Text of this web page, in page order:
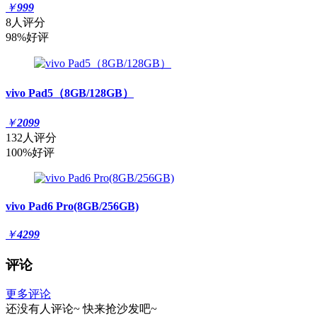
￥999
8人评分
98%好评
vivo Pad5（8GB/128GB）
￥2099
132人评分
100%好评
vivo Pad6 Pro(8GB/256GB)
￥4299
评论
更多评论
还没有人评论~ 快来抢沙发吧~